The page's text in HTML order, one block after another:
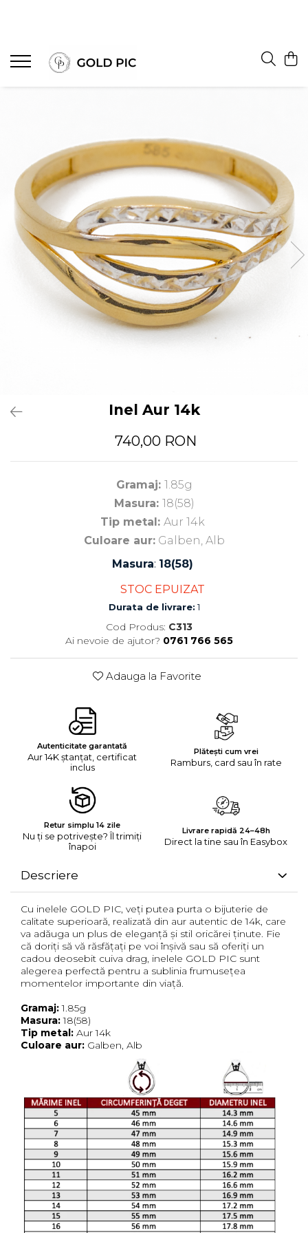
Inel Aur 14k
740,00 RON
Gramaj: 1.85g
Masura: 18(58)
Tip metal: Aur 14k
Culoare aur:Galben, Alb
Masura: 18(58)
STOC EPUIZAT
Durata de livrare:1
Cod Produs: C313
Ai nevoie de ajutor? 0761 766 565
Adauga la Favorite
Autenticitate garantată
Aur 14K ștanțat, certificat
inclus
Plătești cum vrei
Ramburs, card sau în rate
Retur simplu 14 zile
Nu ți se potrivește? Îl trimiți
înapoi
Livrare rapidă 24–48h
Direct la tine sau în Easybox
Descriere
Cu inelele GOLD PIC, veți putea purta o bijuterie de
calitate superioară, realizată din aur autentic de 14k, care
va adăuga un plus de eleganță și stil oricărei ținute. Fie
că doriți să vă răsfățați pe voi înșivă sau să oferiți un
cadou deosebit cuiva drag, inelele GOLD PIC sunt
alegerea perfectă pentru a sublinia frumusețea
momentelor importante din viață.
Gramaj:1.85g
Masura:18(58)
Tip metal: Aur 14k
Culoare aur: Galben, Alb